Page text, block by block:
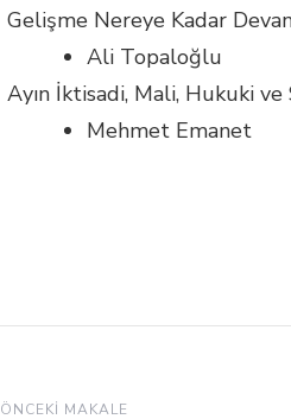
Gelişme Nereye Kadar
Ali Topaloğlu
Ayın İktisadi, Mali, Hukuki ve
Mehmet Emanet
ÖNCEKI MAKALE